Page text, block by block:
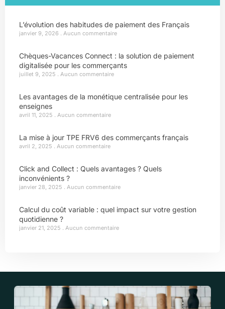
L’évolution des habitudes de paiement des Français
janvier 9, 2026 Aucun commentaire
Chèques-Vacances Connect : la solution de paiement
digitalisée pour les commerçants
juillet 9, 2025 Aucun commentaire
Les avantages de la monétique centralisée pour les
enseignes
avril 11, 2025 Aucun commentaire
La mise à jour TPE FRV6 des commerçants français
avril 2, 2025 Aucun commentaire
Click and Collect : Quels avantages ? Quels
inconvénients ?
janvier 28, 2025 Aucun commentaire
Calcul du coût variable : quel impact sur votre gestion
quotidienne ?
janvier 21, 2025 Aucun commentaire